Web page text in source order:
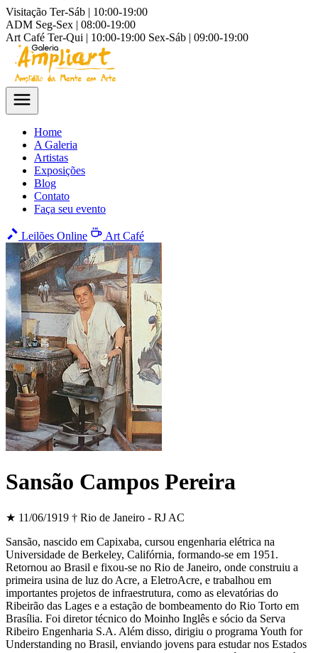
Visitação Ter-Sáb | 10:00-19:00
ADM Seg-Sex | 08:00-19:00
Art Café Ter-Qui | 10:00-19:00 Sex-Sáb | 09:00-19:00
Home
A Galeria
Artistas
Exposições
Blog
Contato
Faça seu evento
Leilões Online Art Café
Sansão Campos Pereira
★ 11/06/1919 † Rio de Janeiro - RJ AC
Sansão, nascido em Capixaba, cursou engenharia elétrica na
Universidade de Berkeley, Califórnia, formando-se em 1951.
Retornou ao Brasil e fixou-se no Rio de Janeiro, onde construiu a
primeira usina de luz do Acre, a EletroAcre, e trabalhou em
importantes projetos de infraestrutura, como as elevatórias do
Ribeirão das Lages e a estação de bombeamento do Rio Torto em
Brasília. Foi diretor técnico do Moinho Inglês e sócio da Serva
Ribeiro Engenharia S.A. Além disso, dirigiu o programa Youth for
Understanding no Brasil, enviando jovens para estudar nos Estados